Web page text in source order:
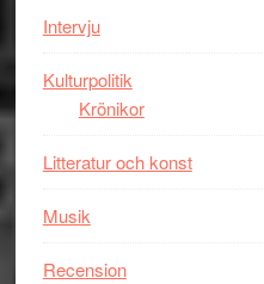
Intervju
Kulturpolitik
Krönikor
Litteratur och konst
Musik
Recension